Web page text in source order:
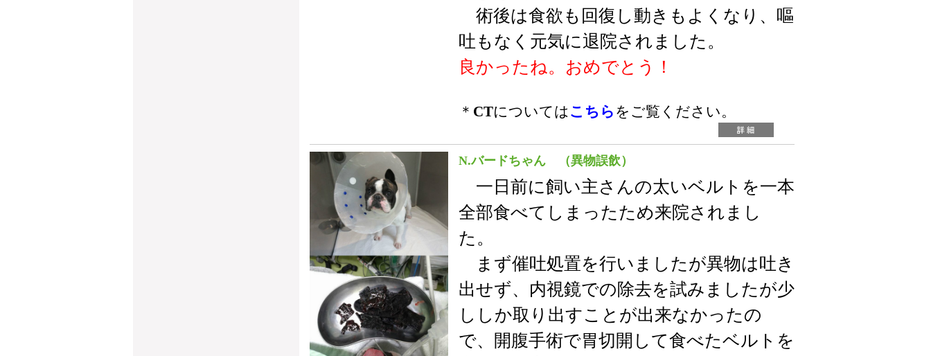
術後は食欲も回復し動きもよくなり、嘔
吐もなく元気に退院されました。
良かったね。おめでとう！
＊ CTについてはこちら をご覧ください。
N.バードちゃん （異物誤飲）
一日前に飼い主さんの太いベルトを一本
全部食べてしまったため来院されまし
た。
まず催吐処置を行いましたが異物は吐き
出せず、内視鏡での除去を試みましたが少
ししか取り出すことが出来なかったの
で、開腹手術で胃切開して食べたベルトを